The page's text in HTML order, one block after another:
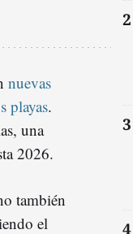
nuevas
playas.
una
2026.
también
el